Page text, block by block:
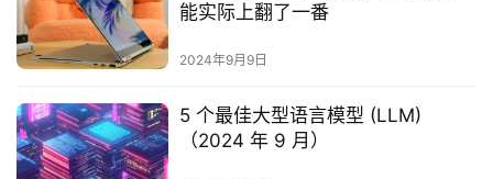
能实际上翻了一番
2024年9月9日
5 个最佳大型语言模型 (LLM)
（2024 年 9 月）